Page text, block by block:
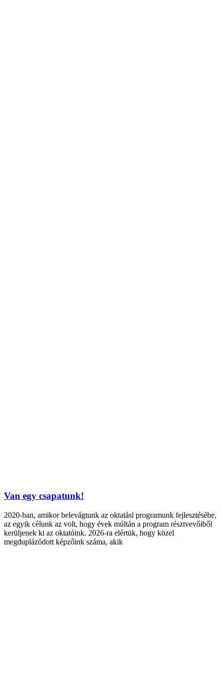
Van egy csapatunk!
2020-ban, amikor belevágtunk az oktatási programunk fejlesztésébe,
az egyik célunk az volt, hogy évek múltán a program résztvevőiből
kerüljenek ki az oktatóink. 2026-ra elértük, hogy közel
megduplázódott képzőink száma, akik